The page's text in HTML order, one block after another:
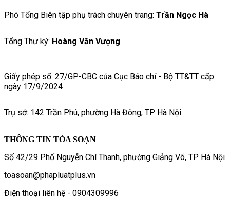
Phó Tổng Biên tập phụ trách chuyên trang: Trần Ngọc Hà
Tổng Thư ký: Hoàng Văn Vượng
Giấy phép số: 27/GP-CBC của Cục Báo chí - Bộ TT&TT cấp
ngày 17/9/2024
Trụ sở: 142 Trần Phú, phường Hà Đông, TP Hà Nội
THÔNG TIN TÒA SOẠN
Số 42/29 Phố Nguyễn Chí Thanh, phường Giảng Võ, TP. Hà Nội
toasoan@phapluatplus.vn
Điện thoại liên hệ - 0904309996